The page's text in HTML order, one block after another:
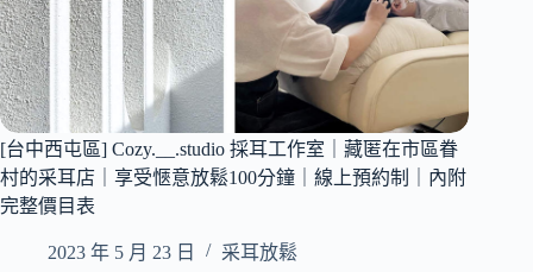
[台中西屯區] Cozy.__.studio 採耳工作室｜藏匿在市區眷
村的采耳店｜享受愜意放鬆100分鐘｜線上預約制｜內附
完整價目表
2023 年 5 月 23 日 采耳放鬆